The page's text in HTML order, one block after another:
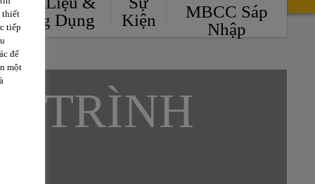
Ứng Dụng
Kiện
MBCC Sáp
Nhập
TRÌNH
thiết
tiếp
để
một